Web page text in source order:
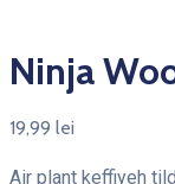
Ninja
19,99 lei
Air plant keffiyeh